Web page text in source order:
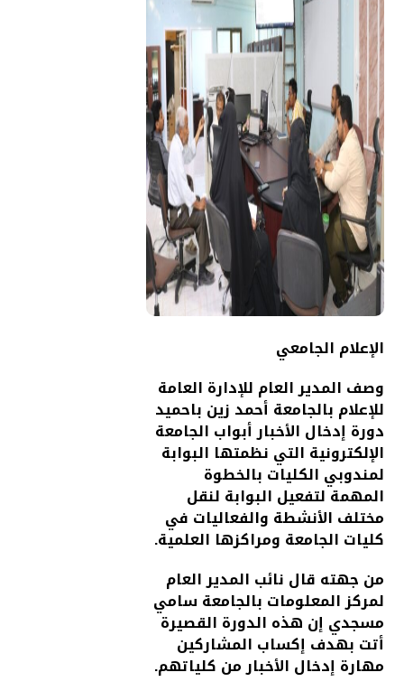
الإعلام الجامعي
وصف المدير العام للإدارة العامة
للإعلام بالجامعة أحمد زين باحميد
دورة إدخال الأخبار أبواب الجامعة
الإلكترونية التي نظمتها البوابة
لمندوبي الكليات بالخطوة
المهمة لتفعيل البوابة لنقل
مختلف الأنشطة والفعاليات في
كليات الجامعة ومراكزها العلمية.
من جهته قال نائب المدير العام
لمركز المعلومات بالجامعة سامي
مسجدي إن هذه الدورة القصيرة
أتت بهدف إكساب المشاركين
مهارة إدخال الأخبار من كلياتهم.